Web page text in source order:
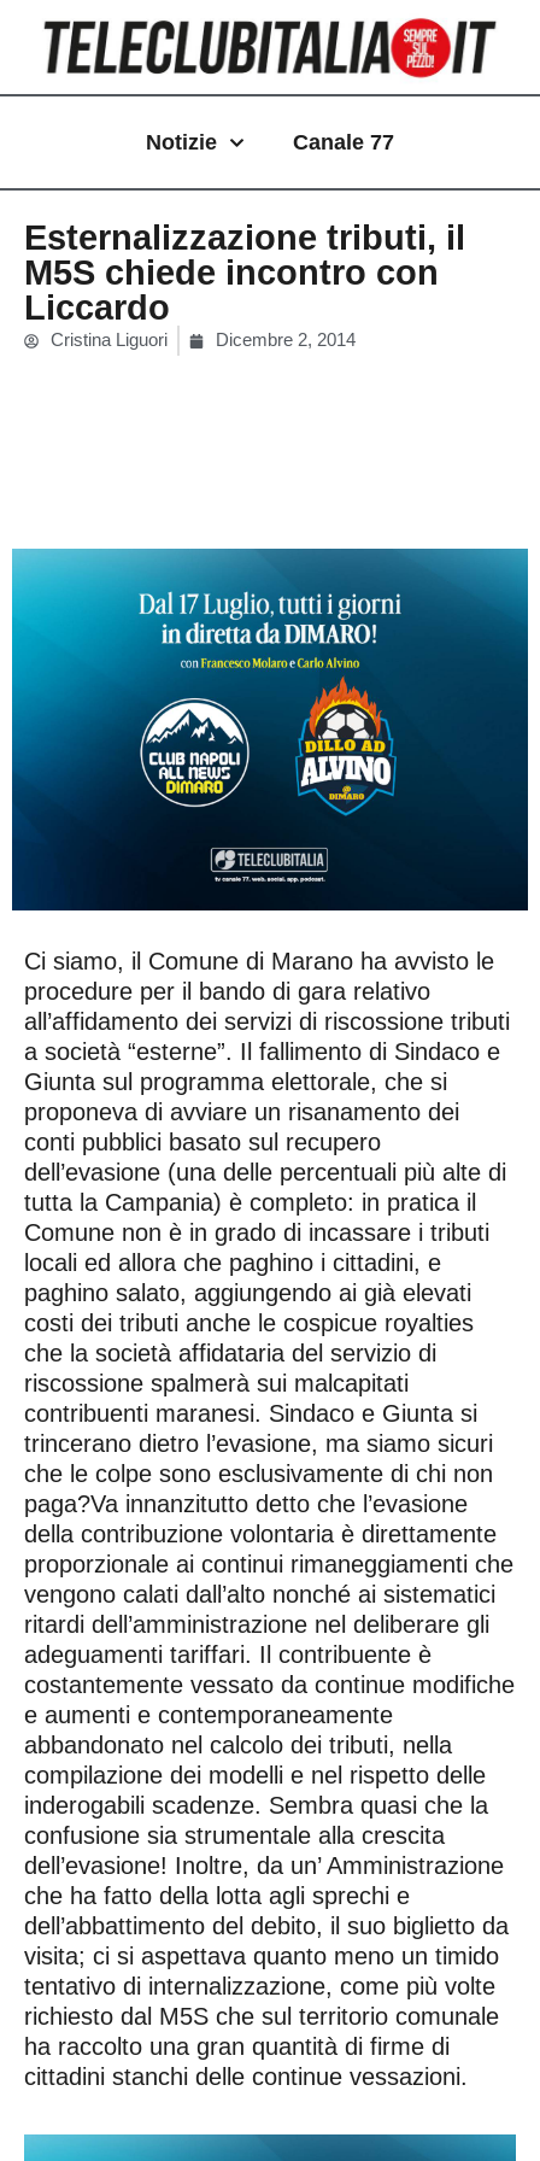
contenuto
Notizie Canale 77
Esternalizzazione tributi, il
M5S chiede incontro con
Liccardo
Cristina Liguori Dicembre 2, 2014
Ci siamo, il Comune di Marano ha avvisto le
procedure per il bando di gara relativo
all’affidamento dei servizi di riscossione tributi
a società “esterne”. Il fallimento di Sindaco e
Giunta sul programma elettorale, che si
proponeva di avviare un risanamento dei
conti pubblici basato sul recupero
dell’evasione (una delle percentuali più alte di
tutta la Campania) è completo: in pratica il
Comune non è in grado di incassare i tributi
locali ed allora che paghino i cittadini, e
paghino salato, aggiungendo ai già elevati
costi dei tributi anche le cospicue royalties
che la società affidataria del servizio di
riscossione spalmerà sui malcapitati
contribuenti maranesi. Sindaco e Giunta si
trincerano dietro l’evasione, ma siamo sicuri
che le colpe sono esclusivamente di chi non
paga?Va innanzitutto detto che l’evasione
della contribuzione volontaria è direttamente
proporzionale ai continui rimaneggiamenti che
vengono calati dall’alto nonché ai sistematici
ritardi dell’amministrazione nel deliberare gli
adeguamenti tariffari. Il contribuente è
costantemente vessato da continue modifiche
e aumenti e contemporaneamente
abbandonato nel calcolo dei tributi, nella
compilazione dei modelli e nel rispetto delle
inderogabili scadenze. Sembra quasi che la
confusione sia strumentale alla crescita
dell’evasione! Inoltre, da un’ Amministrazione
che ha fatto della lotta agli sprechi e
dell’abbattimento del debito, il suo biglietto da
visita; ci si aspettava quanto meno un timido
tentativo di internalizzazione, come più volte
richiesto dal M5S che sul territorio comunale
ha raccolto una gran quantità di firme di
cittadini stanchi delle continue vessazioni.